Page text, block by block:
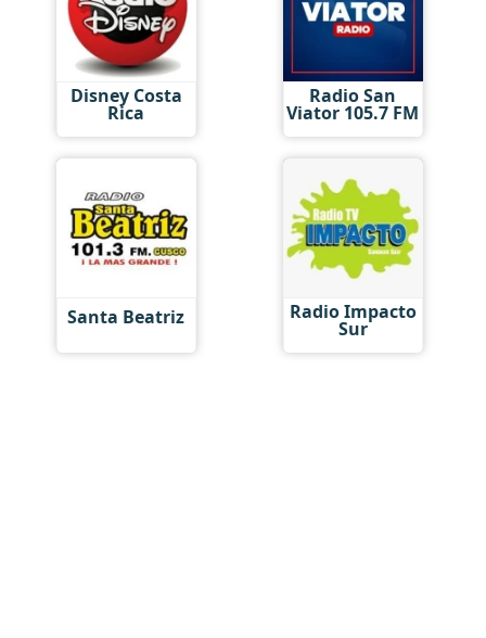
Disney Costa
Rica
Radio San
Viator 105.7 FM
Santa Beatriz Radio Impacto
Sur